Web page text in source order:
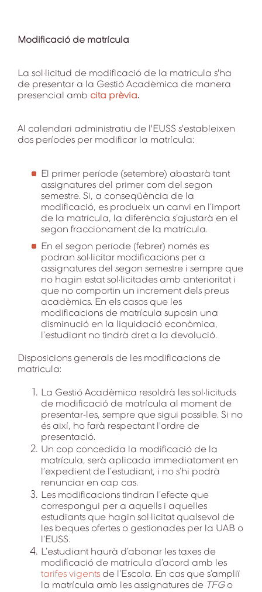
Modificació de matrícula
La sol·licitud de modificació de la matrícula s'ha
de presentar a la Gestió Acadèmica de manera
presencial amb cita prèvia.
Al calendari administratiu de l'EUSS s'estableixen
dos períodes per modificar la matrícula:
El primer període (setembre) abastarà tant
assignatures del primer com del segon
semestre. Si, a conseqüència de la
modificació, es produeix un canvi en l’import
de la matrícula, la diferència s’ajustarà en el
segon fraccionament de la matrícula.
En el segon període (febrer) només es
podran sol·licitar modificacions per a
assignatures del segon semestre i sempre que
no hagin estat sol·licitades amb anterioritat i
que no comportin un increment dels preus
acadèmics. En els casos que les
modificacions de matrícula suposin una
disminució en la liquidació econòmica,
l’estudiant no tindrà dret a la devolució.
Disposicions generals de les modificacions de
matrícula:
La Gestió Acadèmica resoldrà les sol·licituds
de modificació de matrícula al moment de
presentar-les, sempre que sigui possible. Si no
és així, ho farà respectant l'ordre de
presentació.
Un cop concedida la modificació de la
matrícula, serà aplicada immediatament en
l’expedient de l’estudiant, i no s’hi podrà
renunciar en cap cas.
Les modificacions tindran l’efecte que
correspongui per a aquells i aquelles
estudiants que hagin sol·licitat qualsevol de
les beques ofertes o gestionades per la UAB o
l’EUSS.
L’estudiant haurà d’abonar les taxes de
modificació de matrícula d’acord amb les
tarifes vigents de l’Escola. En cas que s’ampliï
la matrícula amb les assignatures de TFGo